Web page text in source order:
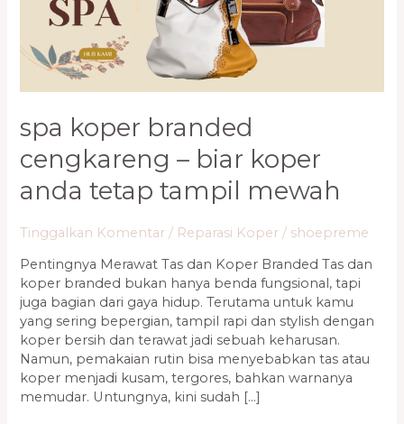
spa koper branded
cengkareng – biar koper
anda tetap tampil mewah
Tinggalkan Komentar / Reparasi Koper / shoepreme
Pentingnya Merawat Tas dan Koper Branded Tas dan
koper branded bukan hanya benda fungsional, tapi
juga bagian dari gaya hidup. Terutama untuk kamu
yang sering bepergian, tampil rapi dan stylish dengan
koper bersih dan terawat jadi sebuah keharusan.
Namun, pemakaian rutin bisa menyebabkan tas atau
koper menjadi kusam, tergores, bahkan warnanya
memudar. Untungnya, kini sudah […]
Koper
Anda
Tetap
Tampil